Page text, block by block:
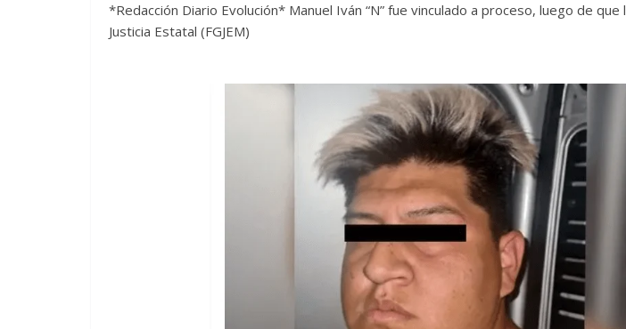
*Redacción Diario Evolución* Manuel Iván “N” fue vinculado a proceso, luego de que
Justicia Estatal (FGJEM)